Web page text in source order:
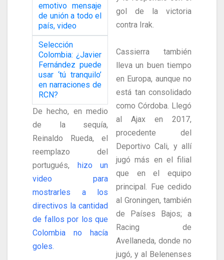
emotivo mensaje
de unión a todo el
país, video
Selección
Colombia: ¿Javier
Fernández puede
usar ‘tú tranquilo’
en narraciones de
RCN?
De hecho, en medio
de la sequía,
Reinaldo Rueda, el
reemplazo del
portugués, hizo un
video para
mostrarles a los
directivos la cantidad
de fallos por los que
Colombia no hacía
goles.
gol de la victoria
contra Irak.
Cassierra también
lleva un buen tiempo
en Europa, aunque no
está tan consolidado
como Córdoba. Llegó
al Ajax en 2017,
procedente del
Deportivo Cali, y allí
jugó más en el filial
que en el equipo
principal. Fue cedido
al Groningen, también
de Países Bajos; a
Racing de
Avellaneda, donde no
jugó, y al Belenenses